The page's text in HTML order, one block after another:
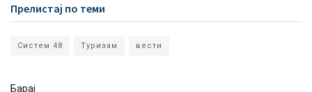
Прелистај по теми
Систем 48 Туризам вести
Барај